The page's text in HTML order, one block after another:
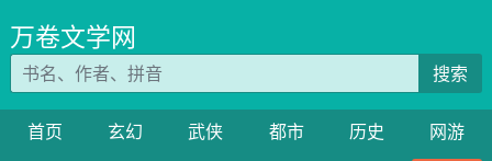
万卷文学网
搜索
首页 玄幻 武侠 都市 历史
网游